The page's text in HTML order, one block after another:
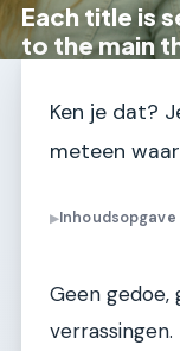
Each title is
to the main
Ken je dat?
meteen
▶Inhoudsopgave
Geen gedoe,